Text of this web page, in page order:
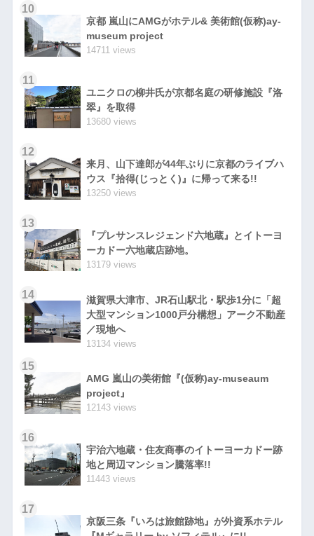
10
京都 嵐山にAMGがホテル& 美術館(仮称)ay-
museum project
14711 views
11
ユニクロの柳井氏が京都名庭の研修施設『洛
翠』を取得
13680 views
12
来月、山下達郎が44年ぶりに京都のライブハ
ウス『拾得(じっとく)』に帰って来る!!
13250 views
13
『プレサンスレジェンド六地蔵』とイトーヨ
ーカドー六地蔵店跡地。
13179 views
14
滋賀県大津市、JR石山駅北・駅歩1分に「超
大型マンション1000戸分構想」アーク不動産
／現地へ
13134 views
15
AMG 嵐山の美術館『(仮称)ay-museaum
project』
12143 views
16
宇治六地蔵・住友商事のイトーヨーカドー跡
地と周辺マンション騰落率!!
11443 views
17
京阪三条『いろは旅館跡地』が外資系ホテル